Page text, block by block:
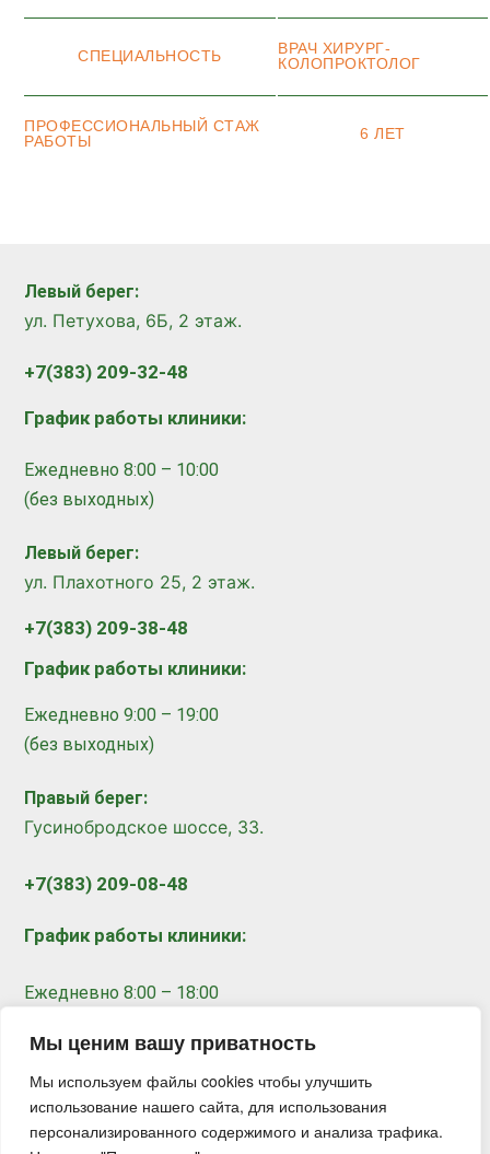
Мы ценим вашу приватность
Мы используем файлы cookies чтобы улучшить
использование нашего сайта, для использования
персонализированного содержимого и анализа трафика.
СПЕЦИАЛЬНОСТЬ
ВРАЧ ХИРУРГ-
КОЛОПРОКТОЛОГ
ПРОФЕССИОНАЛЬНЫЙ СТАЖ
РАБОТЫ
6 ЛЕТ
Левый берег:
ул. Петухова, 6Б, 2 этаж.
+7(383) 209-32-48
График работы клиники:
Ежедневно 8:00 – 10:00
(без выходных)
Левый берег:
ул. Плахотного 25, 2 этаж.
+7(383) 209-38-48
График работы клиники:
Ежедневно 9:00 – 19:00
(без выходных)
Правый берег:
Гусинобродское шоссе, 33.
+7(383) 209-08-48
График работы клиники:
Ежедневно 8:00 – 18:00
Записаться на прием